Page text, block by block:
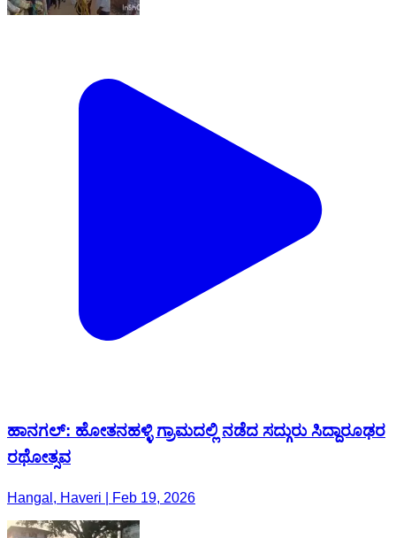
ಹಾನಗಲ್: ಹೋತನಹಳ್ಳಿ ಗ್ರಾಮದಲ್ಲಿ ನಡೆದ ಸದ್ಗುರು ಸಿದ್ದಾರೂಢರ
ರಥೋತ್ಸವ
Hangal, Haveri | Feb 19, 2026